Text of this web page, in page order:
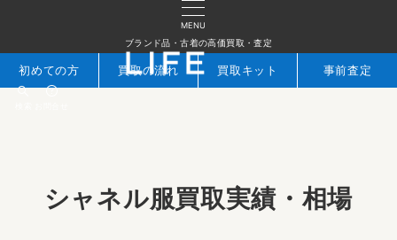
MENU
ブランド品・古着の高価買取・査定
初めての方 買取の流れ 買取キット 事前査定
シャネル服買取実績・相場